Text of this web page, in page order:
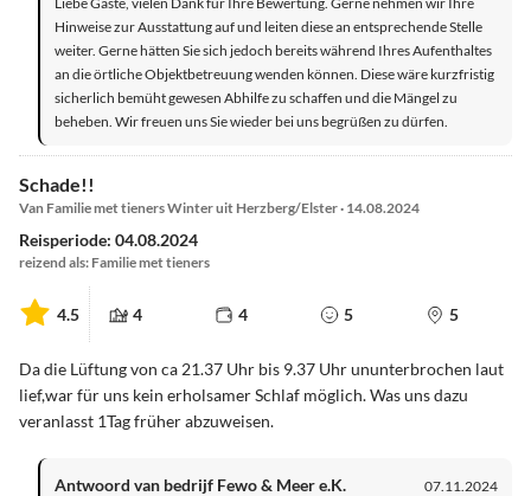
Hinweise zur Ausstattung auf und leiten diese an entsprechende Stelle
weiter. Gerne hätten Sie sich jedoch bereits während Ihres Aufenthaltes
an die örtliche Objektbetreuung wenden können. Diese wäre kurzfristig
sicherlich bemüht gewesen Abhilfe zu schaffen und die Mängel zu
beheben. Wir freuen uns Sie wieder bei uns begrüßen zu dürfen.
Schade!!
Van Familie met tieners Winter uit Herzberg/Elster · 14.08.2024
Reisperiode: 04.08.2024
reizend als: Familie met tieners
4.5 4 4 5 5
Da die Lüftung von ca 21.37 Uhr bis 9.37 Uhr ununterbrochen laut
lief,war für uns kein erholsamer Schlaf möglich. Was uns dazu
veranlasst 1Tag früher abzuweisen.
Antwoord van bedrijf Fewo & Meer e.K.
07.11.2024